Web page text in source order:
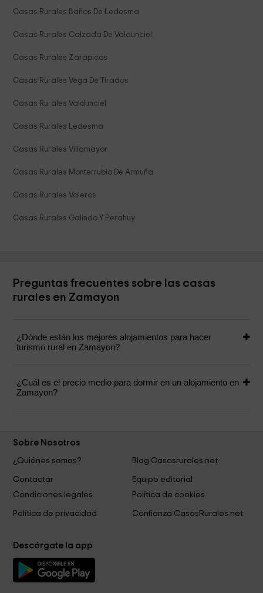
Casas Rurales Baños De Ledesma
Casas Rurales Calzada De Valdunciel
Casas Rurales Zarapicos
Casas Rurales Vega De Tirados
Casas Rurales Valdunciel
Casas Rurales Ledesma
Casas Rurales Villamayor
Casas Rurales Monterrubio De Armuña
Casas Rurales Valeros
Casas Rurales Galindo Y Perahuy
Preguntas frecuentes sobre las casas
rurales en Zamayon
¿Dónde están los mejores alojamientos para hacer
turismo rural en Zamayon?
¿Cuál es el precio medio para dormir en un alojamiento en
Zamayon?
Sobre Nosotros
¿Quiénes somos?
Blog Casasrurales.net
Contactar
Equipo editorial
Condiciones legales
Política de cookies
Política de privacidad Confianza CasasRurales.net
Descárgate la app